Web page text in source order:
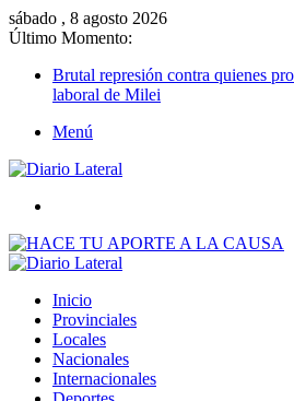
sábado , 8 agosto 2026
Último Momento:
Brutal represión contra quienes
laboral de Milei
Menú
Inicio
Provinciales
Locales
Nacionales
Internacionales